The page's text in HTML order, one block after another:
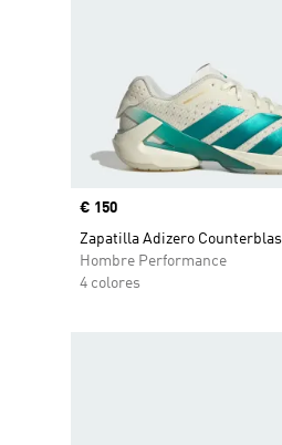
Precio
€ 150
Zapatilla Adizero
Hombre Performance
4 colores